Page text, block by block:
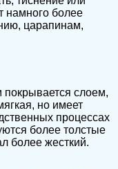
намного более
царапинам,
слоем,
но имеет
процессах
более толстые
более жесткий.